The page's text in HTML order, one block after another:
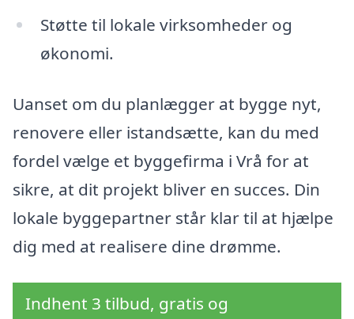
Støtte til lokale virksomheder og
økonomi.
Uanset om du planlægger at bygge nyt,
renovere eller istandsætte, kan du med
fordel vælge et byggefirma i Vrå for at
sikre, at dit projekt bliver en succes. Din
lokale byggepartner står klar til at hjælpe
dig med at realisere dine drømme.
Indhent 3 tilbud, gratis og